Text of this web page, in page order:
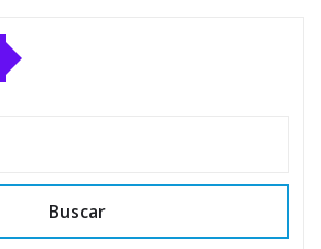
Buscar